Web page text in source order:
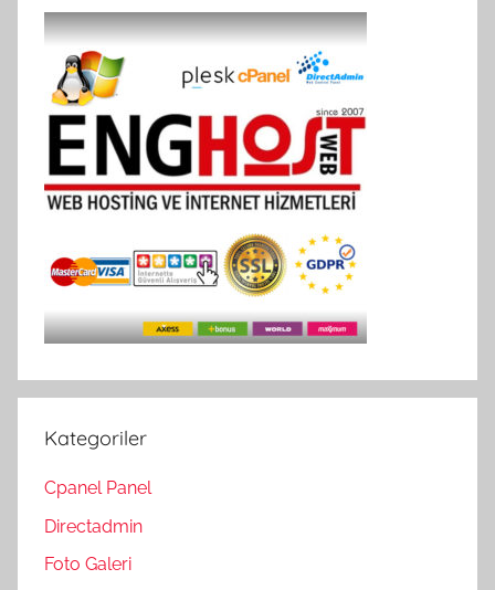
Kategoriler
Cpanel Panel
Directadmin
Foto Galeri